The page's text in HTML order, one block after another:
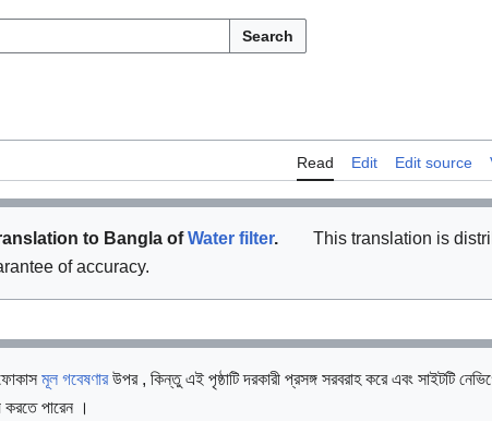
Search
Read Edit Edit source
to Bangla ofWater filter.
This translation is
of accuracy.
মূল গবেষণারউপর , কিন্তু এই পৃষ্ঠাটি দরকারী প্রসঙ্গ সরবরাহ করে এবং সাইটটি
পারেন ।